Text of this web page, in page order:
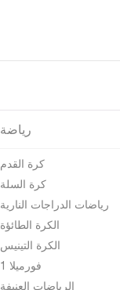
رياضة
كرة القدم
كرة السلة
رياضات الدراجات النارية
الكرة الطائؤة
الكرة التينيس
فورميلا 1
الرياضات العنيفة